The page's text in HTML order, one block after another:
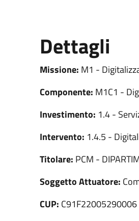
Dettagli
Missione: M1 -
Componente: M1C1 -
Investimento: 1.4 -
Intervento: 1.4.5 -
Titolare: PCM -
Soggetto Attuatore:
CUP: C91F22005290006